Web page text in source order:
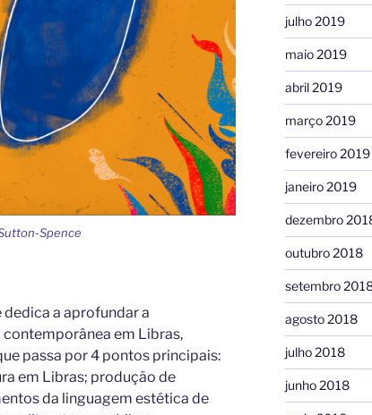
Spence
dedica a aprofundar a
em Libras,
passa por 4 pontos principais:
em Libras; produção de
da linguagem estética de
julho 2019
maio 2019
abril 2019
março 2019
fevereiro 2019
janeiro 2019
dezembro
outubro 2018
setembro
agosto 2018
julho 2018
junho 2018